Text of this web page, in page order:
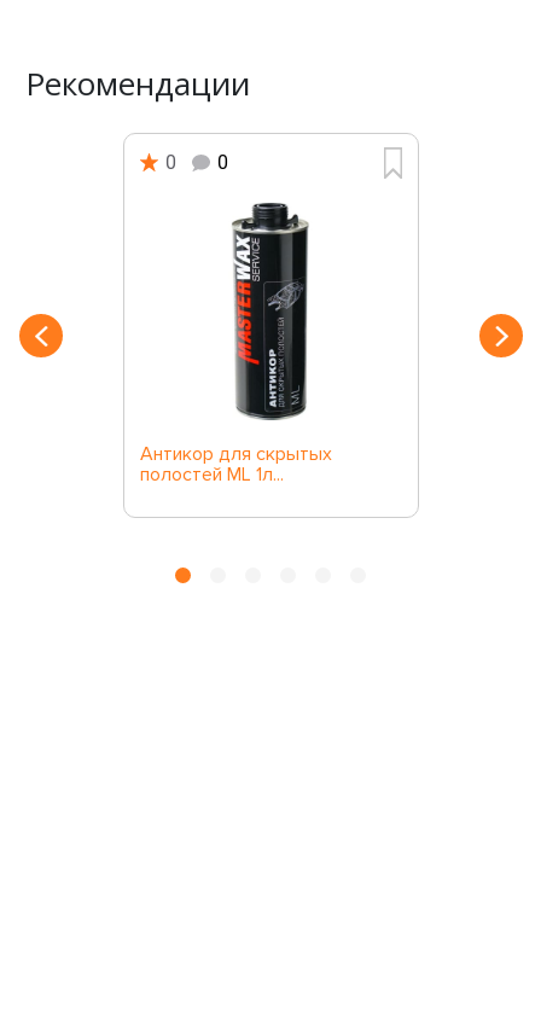
Рекомендации
0 0
Антикор для скрытых
полостей ML 1л...